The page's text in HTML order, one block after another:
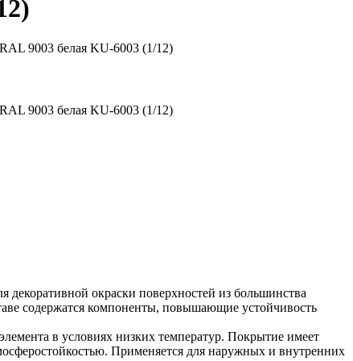
9003 белая KU-6003 (1/12)
9003 белая KU-6003 (1/12)
декоративной окраски поверхностей из большинства
содержатся компоненты, повышающие устойчивость
в условиях низких температур. Покрытие имеет
Применяется для наружных и внутренних